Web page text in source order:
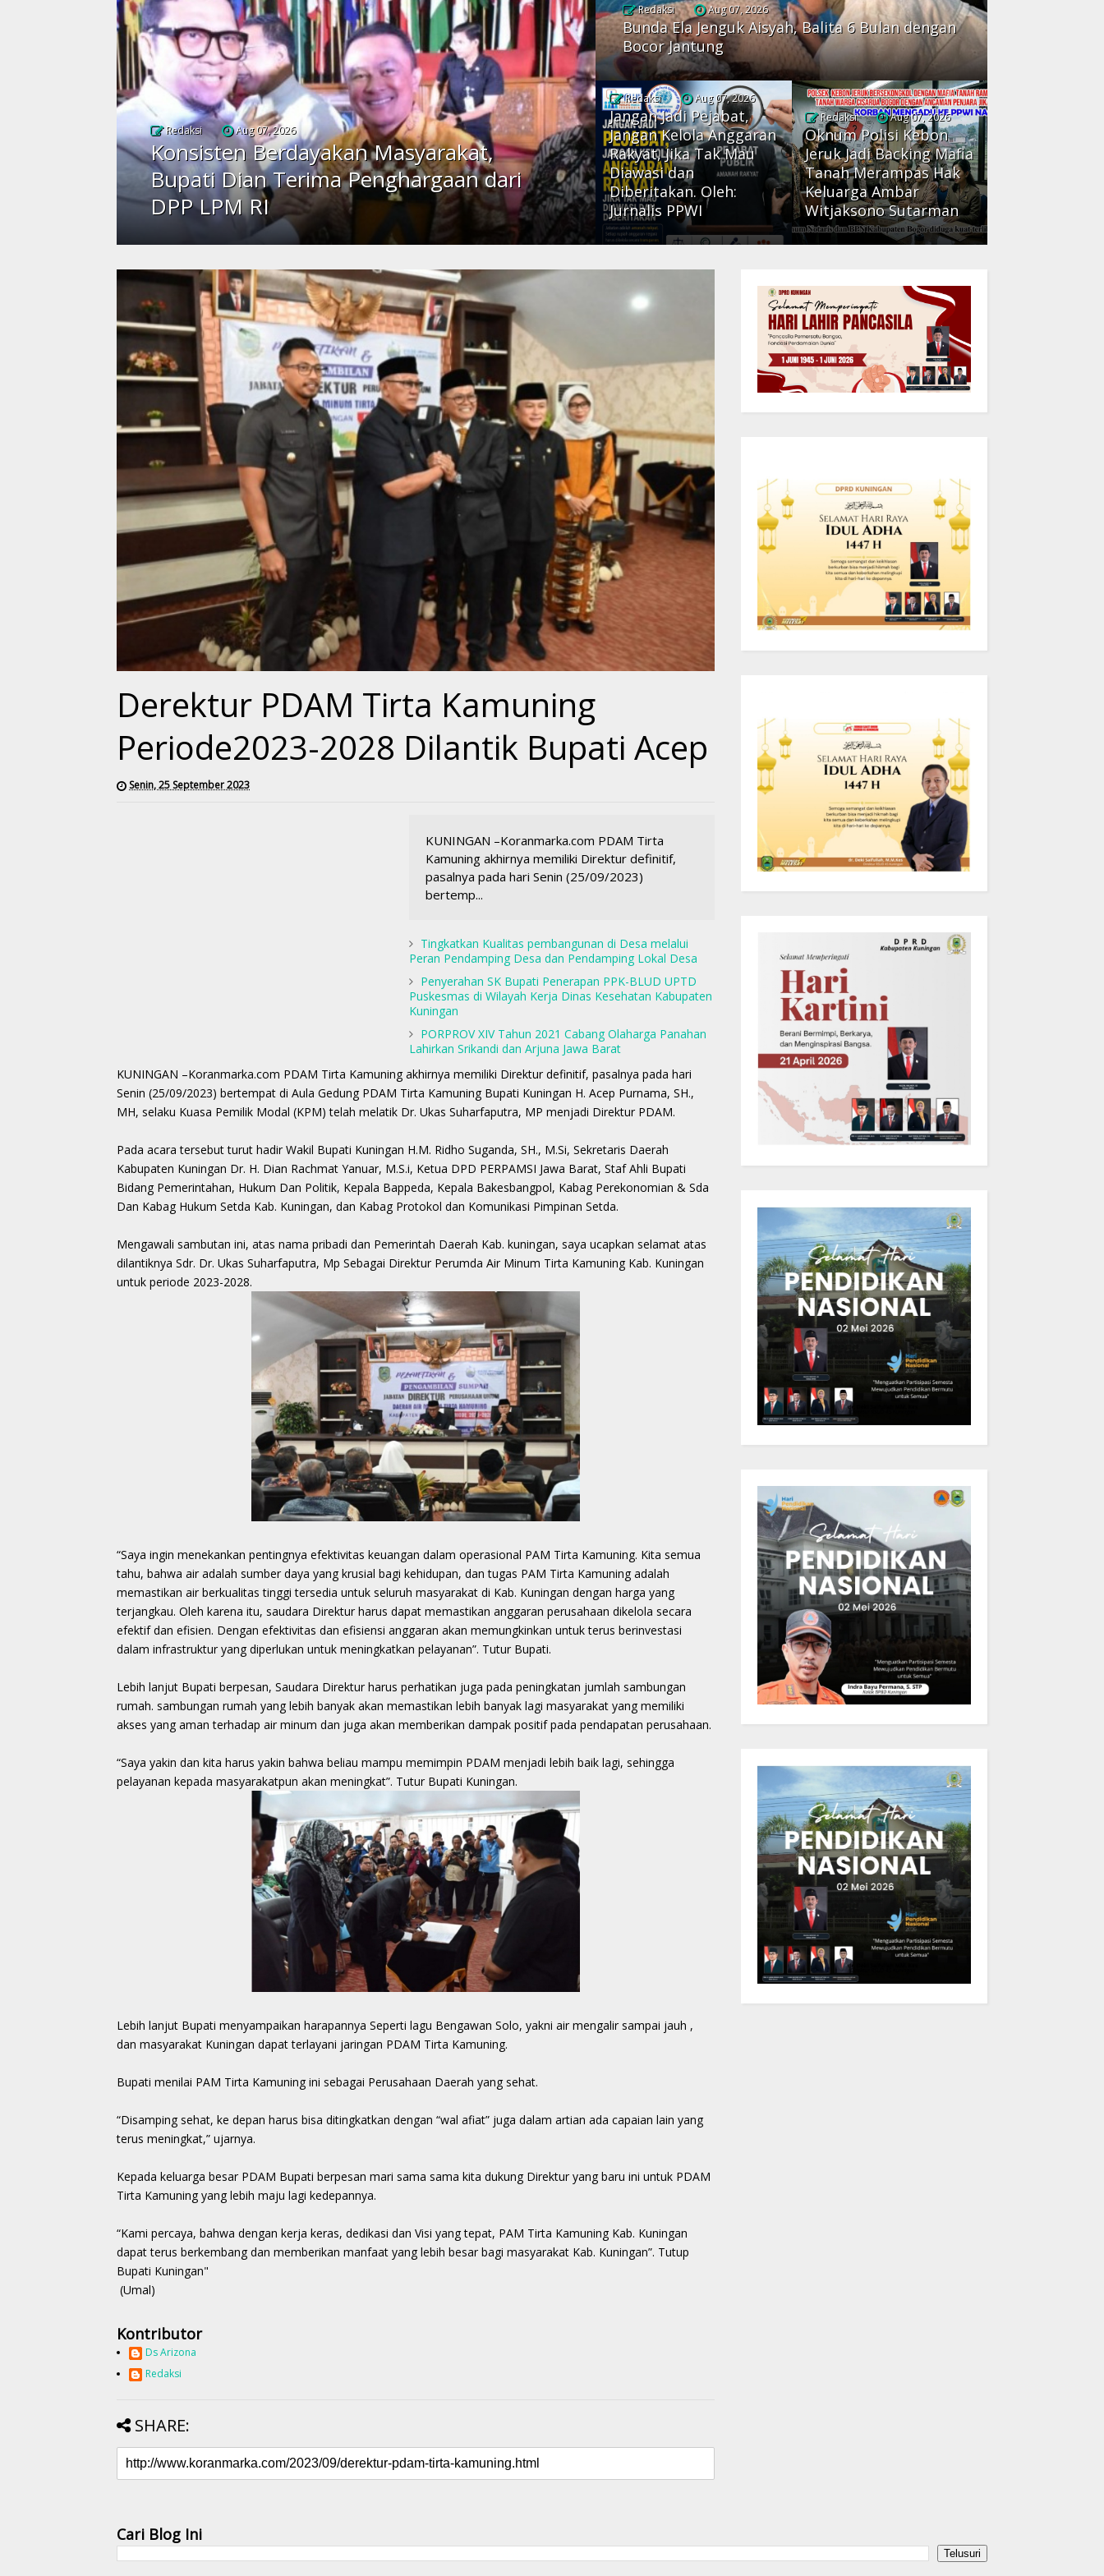
Redaksi Aug 07, 2026
Konsisten Berdayakan Masyarakat,
Bupati Dian Terima Penghargaan dari
DPP LPM RI
Redaksi Aug 07, 2026
Bunda Ela Jenguk Aisyah, Balita 6 Bulan dengan
Bocor Jantung
Redaksi Aug 07, 2026
Jangan Jadi Pejabat,
Jangan Kelola Anggaran
Rakyat, Jika Tak Mau
Diawasi dan
Diberitakan. Oleh:
Jurnalis PPWI
Redaksi Aug 07, 2026
Oknum Polisi Kebon
Jeruk Jadi Backing Mafia
Tanah Merampas Hak
Keluarga Ambar
Witjaksono Sutarman
Derektur PDAM Tirta Kamuning
Periode2023-2028 Dilantik Bupati Acep
Senin, 25 September 2023
KUNINGAN –Koranmarka.com PDAM Tirta
Kamuning akhirnya memiliki Direktur definitif,
pasalnya pada hari Senin (25/09/2023)
bertemp...
Tingkatkan Kualitas pembangunan di Desa melalui
Peran Pendamping Desa dan Pendamping Lokal Desa
Penyerahan SK Bupati Penerapan PPK-BLUD UPTD
Puskesmas di Wilayah Kerja Dinas Kesehatan Kabupaten
Kuningan
PORPROV XIV Tahun 2021 Cabang Olaharga Panahan
Lahirkan Srikandi dan Arjuna Jawa Barat
KUNINGAN –Koranmarka.com PDAM Tirta Kamuning akhirnya memiliki Direktur definitif, pasalnya pada hari
Senin (25/09/2023) bertempat di Aula Gedung PDAM Tirta Kamuning Bupati Kuningan H. Acep Purnama, SH.,
MH, selaku Kuasa Pemilik Modal (KPM) telah melatik Dr. Ukas Suharfaputra, MP menjadi Direktur PDAM.
Pada acara tersebut turut hadir Wakil Bupati Kuningan H.M. Ridho Suganda, SH., M.Si, Sekretaris Daerah
Kabupaten Kuningan Dr. H. Dian Rachmat Yanuar, M.S.i, Ketua DPD PERPAMSI Jawa Barat, Staf Ahli Bupati
Bidang Pemerintahan, Hukum Dan Politik, Kepala Bappeda, Kepala Bakesbangpol, Kabag Perekonomian & Sda
Dan Kabag Hukum Setda Kab. Kuningan, dan Kabag Protokol dan Komunikasi Pimpinan Setda.
Mengawali sambutan ini, atas nama pribadi dan Pemerintah Daerah Kab. kuningan, saya ucapkan selamat atas
dilantiknya Sdr. Dr. Ukas Suharfaputra, Mp Sebagai Direktur Perumda Air Minum Tirta Kamuning Kab. Kuningan
untuk periode 2023-2028.
“Saya ingin menekankan pentingnya efektivitas keuangan dalam operasional PAM Tirta Kamuning. Kita semua
tahu, bahwa air adalah sumber daya yang krusial bagi kehidupan, dan tugas PAM Tirta Kamuning adalah
memastikan air berkualitas tinggi tersedia untuk seluruh masyarakat di Kab. Kuningan dengan harga yang
terjangkau. Oleh karena itu, saudara Direktur harus dapat memastikan anggaran perusahaan dikelola secara
efektif dan efisien. Dengan efektivitas dan efisiensi anggaran akan memungkinkan untuk terus berinvestasi
dalam infrastruktur yang diperlukan untuk meningkatkan pelayanan”. Tutur Bupati.
Lebih lanjut Bupati berpesan, Saudara Direktur harus perhatikan juga pada peningkatan jumlah sambungan
rumah. sambungan rumah yang lebih banyak akan memastikan lebih banyak lagi masyarakat yang memiliki
akses yang aman terhadap air minum dan juga akan memberikan dampak positif pada pendapatan perusahaan.
“Saya yakin dan kita harus yakin bahwa beliau mampu memimpin PDAM menjadi lebih baik lagi, sehingga
pelayanan kepada masyarakatpun akan meningkat”. Tutur Bupati Kuningan.
Lebih lanjut Bupati menyampaikan harapannya Seperti lagu Bengawan Solo, yakni air mengalir sampai jauh ,
dan masyarakat Kuningan dapat terlayani jaringan PDAM Tirta Kamuning.
Bupati menilai PAM Tirta Kamuning ini sebagai Perusahaan Daerah yang sehat.
“Disamping sehat, ke depan harus bisa ditingkatkan dengan “wal afiat” juga dalam artian ada capaian lain yang
terus meningkat,” ujarnya.
Kepada keluarga besar PDAM Bupati berpesan mari sama sama kita dukung Direktur yang baru ini untuk PDAM
Tirta Kamuning yang lebih maju lagi kedepannya.
“Kami percaya, bahwa dengan kerja keras, dedikasi dan Visi yang tepat, PAM Tirta Kamuning Kab. Kuningan
dapat terus berkembang dan memberikan manfaat yang lebih besar bagi masyarakat Kab. Kuningan”. Tutup
Bupati Kuningan"
(Umal)
Kontributor
Ds Arizona
Redaksi
SHARE:
Cari Blog Ini